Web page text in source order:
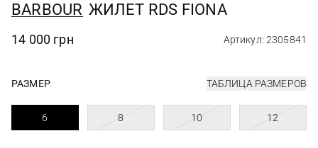
BARBOUR ЖИЛЕТ RDS FIONA
14 000 грн Артикул: 2305841
РАЗМЕР ТАБЛИЦА РАЗМЕРОВ
6 8 10 12